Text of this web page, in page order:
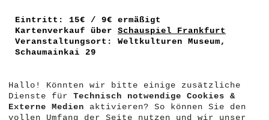
Eintritt: 15€ / 9€ ermäßigt
Kartenverkauf über Schauspiel Frankfurt
Veranstaltungsort: Weltkulturen Museum,
Schaumainkai 29
Hallo! Könnten wir bitte einige zusätzliche
Dienste für Technisch notwendige Cookies &
Externe Medien aktivieren? So können Sie den
vollen Umfang der Seite nutzen und wir unser